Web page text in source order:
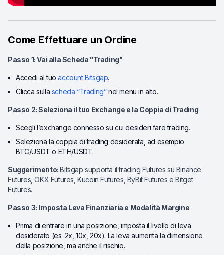
Come Effettuare un Ordine
Passo 1: Vai alla Scheda "Trading"
Accedi al tuoaccount Bitsgap.
Clicca sulla scheda “Trading”nel menu in alto.
Passo 2: Seleziona il tuo Exchange e la Coppia di Trading
Scegli l’exchange connesso su cui desideri fare trading.
Seleziona la coppia di trading desiderata, ad esempio
BTC/USDT o ETH/USDT.
Suggerimento:Bitsgap supporta il trading Futures su Binance
Futures, OKX Futures, Kucoin Futures, ByBit Futures e Bitget
Futures.
Passo 3: Imposta Leva Finanziaria e Modalità Margine
Prima di entrare in una posizione, imposta il livello di leva
desiderato (es. 2x, 10x, 20x). La leva aumenta la dimensione
della posizione, ma anche il rischio.